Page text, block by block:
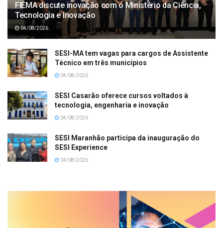
FIEMA discute inovação com o Ministério da Ciência,
Tecnologia e Inovação
04/08/2026
SESI-MA tem vagas para cargos de Assistente
Técnico em três municípios
04/08/2026
SESI Casarão oferece cursos voltados à
tecnologia, engenharia e inovação
04/08/2026
SESI Maranhão participa da inauguração do
SESI Experience
04/08/2026